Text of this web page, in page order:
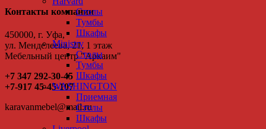
Контакты компании
450000, г. Уфа,
ул. Менделеева, 21, 1 этаж
Мебельный центр "Аркаим"
+7 347 292-30-45
+7-917 45-45-107
karavanmebel@mail.ru
Столы
Тумбы
Шкафы
Ministry
Столы
Тумбы
Шкафы
WASHINGTON
Приемная
Столы
Шкафы